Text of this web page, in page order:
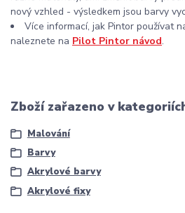
nový vzhled - výsledkem jsou barvy
Více informací, jak Pintor používat
naleznete na Pilot Pintor návod.
Zboží zařazeno v
Malování
Barvy
Akrylové barvy
Akrylové fixy